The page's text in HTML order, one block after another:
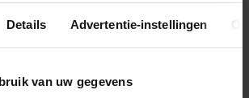
Details Advertentie-instellingen
van uw gegevens
2026
LIEFDE’-TIMOTHY
OUT